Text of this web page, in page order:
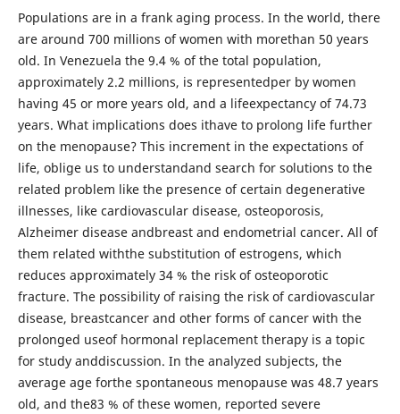
Populations are in a frank aging process. In the world, there
are around 700 millions of women with morethan 50 years
old. In Venezuela the 9.4 % of the total population,
approximately 2.2 millions, is representedper by women
having 45 or more years old, and a lifeexpectancy of 74.73
years. What implications does ithave to prolong life further
on the menopause? This increment in the expectations of
life, oblige us to understandand search for solutions to the
related problem like the presence of certain degenerative
illnesses, like cardiovascular disease, osteoporosis,
Alzheimer disease andbreast and endometrial cancer. All of
them related withthe substitution of estrogens, which
reduces approximately 34 % the risk of osteoporotic
fracture. The possibility of raising the risk of cardiovascular
disease, breastcancer and other forms of cancer with the
prolonged useof hormonal replacement therapy is a topic
for study anddiscussion. In the analyzed subjects, the
average age forthe spontaneous menopause was 48.7 years
old, and the83 % of these women, reported severe